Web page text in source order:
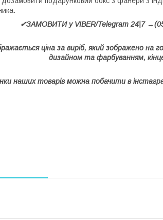
✔ЗАМОВИТИ у VIBER/Telegram 24|7
ціна за виріб, який зображено на
дизайном та фарбуванням,
наших товарів можна побачити в